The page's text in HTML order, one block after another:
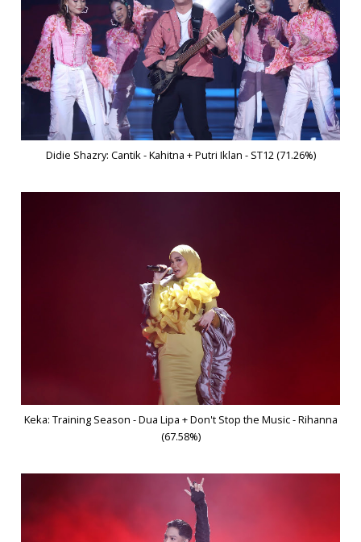
Didie Shazry: Cantik - Kahitna + Putri Iklan - ST12 (71.26%)
Keka: Training Season - Dua Lipa + Don't Stop the Music - Rihanna
(67.58%)